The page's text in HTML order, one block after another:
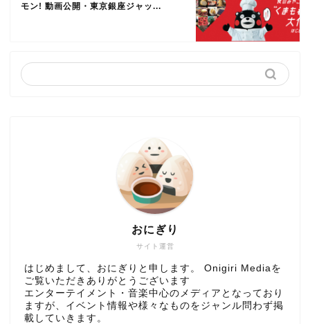
モン! 動画公開・東京銀座ジャッ...
サイト運営
おにぎり
はじめまして、おにぎりと申します。 Onigiri Mediaを
ご覧いただきありがとうございます
エンターテイメント・音楽中心のメディアとなっており
ますが、イベント情報や様々なものをジャンル問わず掲
載していきます。